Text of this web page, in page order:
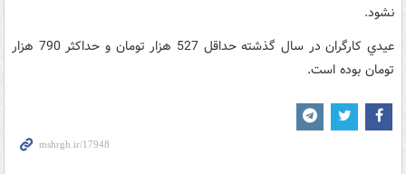
نشود.
عيدي کارگران در سال گذشته حداقل 527 هزار تومان و حداکثر 790 هزار
تومان بوده است.